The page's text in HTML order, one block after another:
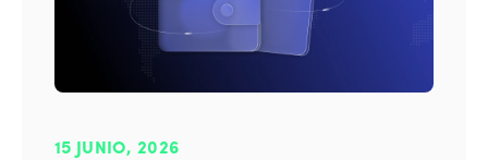
15 JUNIO, 2026